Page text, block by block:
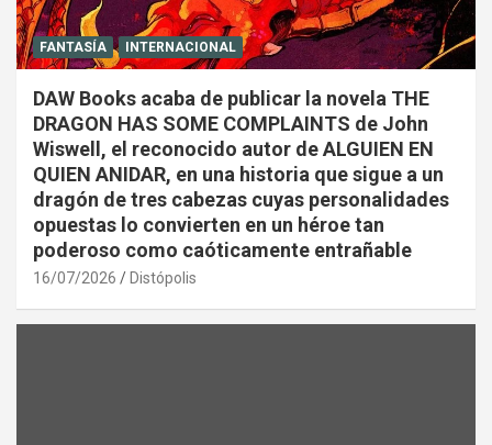
FANTASÍA INTERNACIONAL
DAW Books acaba de publicar la novela THE
DRAGON HAS SOME COMPLAINTS de John
Wiswell, el reconocido autor de ALGUIEN EN
QUIEN ANIDAR, en una historia que sigue a un
dragón de tres cabezas cuyas personalidades
opuestas lo convierten en un héroe tan
poderoso como caóticamente entrañable
16/07/2026 Distópolis